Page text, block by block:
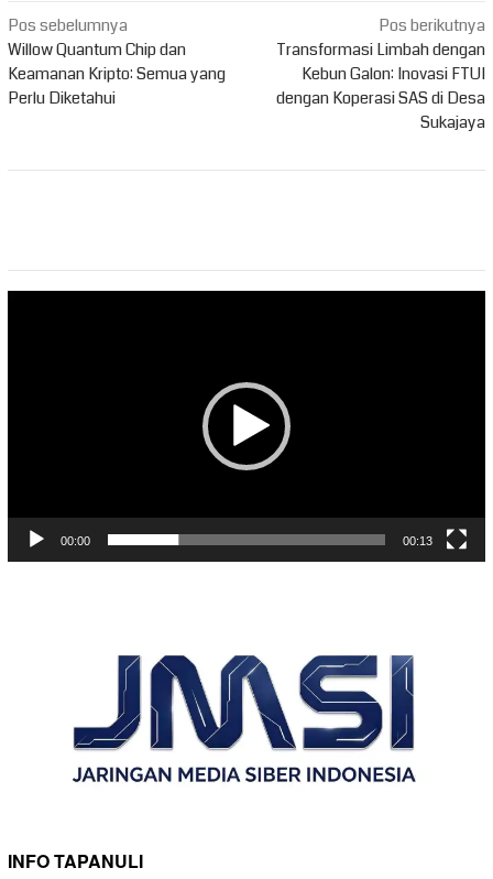
Navigasi
pos
Pos sebelumnya
Willow Quantum Chip dan
Keamanan Kripto: Semua yang
Perlu Diketahui
Pos berikutnya
Transformasi Limbah dengan
Kebun Galon: Inovasi FTUI
dengan Koperasi SAS di Desa
Sukajaya
00:00 00:13
INFO TAPANULI